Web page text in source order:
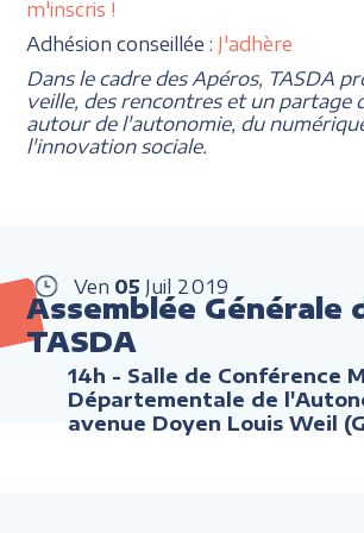
m'inscris !
Adhésion conseillée : J'adhère
Dans le cadre des Apéros, TASDA
veille, des rencontres et un partage
autour de l'autonomie, du
l'innovation sociale.
Ven 05 Juil 2019
Assemblée Générale
TASDA
14h - Salle de Conférence
Départementale de
avenue Doyen Louis Weil